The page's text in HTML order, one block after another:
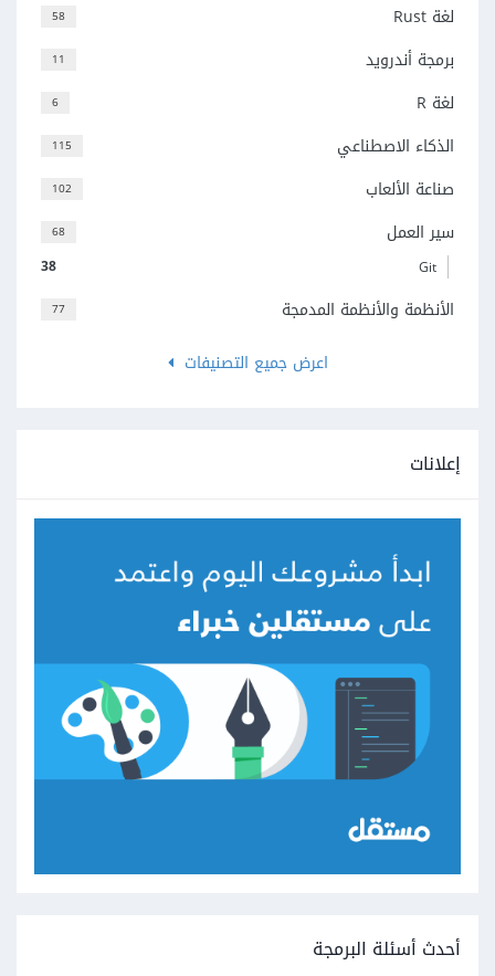
58 لغة Rust
11 برمجة أندرويد
6 لغة R
115 الذكاء الاصطناعي
102 صناعة الألعاب
68 سير العمل
38 Git
77
الأنظمة والأنظمة المدمجة
اعرض جميع التصنيفات
إعلانات
أحدث أسئلة البرمجة